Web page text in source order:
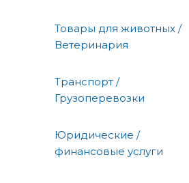
Товары для животных /
Ветеринария
Транспорт /
Грузоперевозки
Юридические /
финансовые услуги